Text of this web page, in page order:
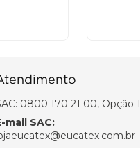
0800 170 21 00, Opção 1
mail SAC: